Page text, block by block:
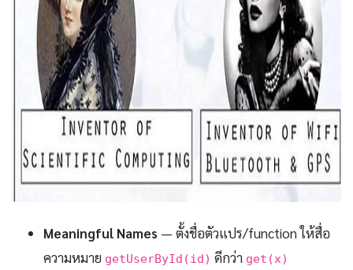
Meaningful Names — ตั้งชื่อตัวแปร/function ให้สื่อ
ความหมาย getUserById(id) ดีกว่า get(x)